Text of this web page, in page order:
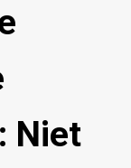
Niet